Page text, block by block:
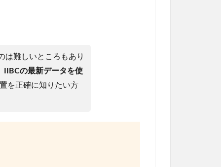
は難しいところもあり
IIBCの最新データを使
を正確に知りたい方